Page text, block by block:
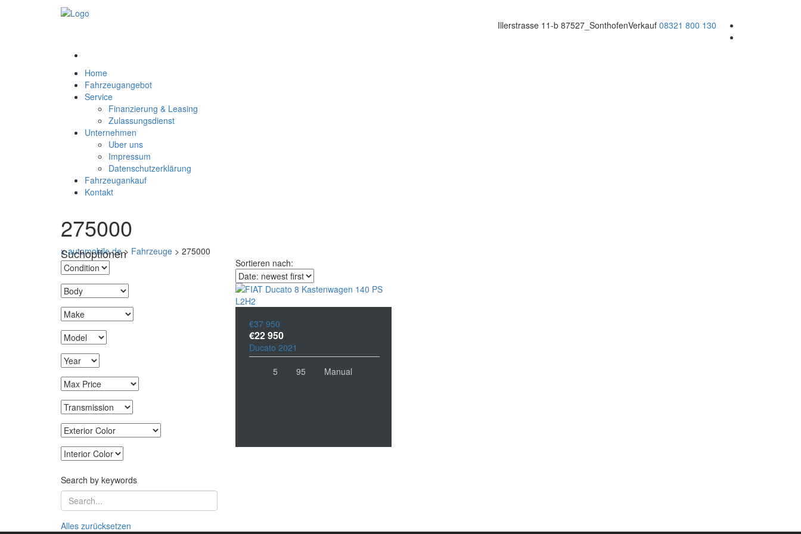
Verkauf 08321 800 130
Illerstrasse 11-b 87527_Sonthofen
Home
Fahrzeugangebot
Service
Finanzierung & Leasing
Zulassungsdienst
Unternehmen
Uber uns
Impressum
Datenschutzerklärung
Fahrzeugankauf
Kontakt
275000
x-automobile.de> Fahrzeuge > 275000
Suchoptionen
Search by keywords
Alles zurücksetzen
Sortieren nach:
€37 950
€22 950
Ducato 2021
5
95 Manual